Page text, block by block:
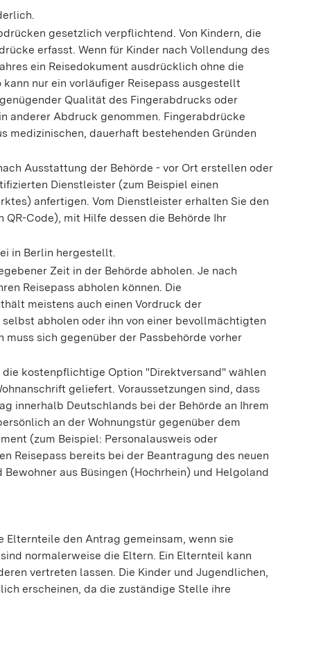
gesetzlich verpflichtend. Von Kindern, die
erfasst. Wenn für Kinder nach Vollendung des
ein Reisedokument ausdrücklich ohne die
kann nur ein vorläufiger Reisepass ausgestellt
Qualität des Fingerabdrucks oder
anderer Abdruck genommen. Fingerabdrücke
medizinischen, dauerhaft bestehenden Gründen
Ausstattung der Behörde - vor Ort erstellen oder
Dienstleister (zum Beispiel einen
anfertigen. Vom Dienstleister erhalten Sie den
Code), mit Hilfe dessen die Behörde Ihr
in Berlin hergestellt.
Zeit in der Behörde abholen. Je nach
Reisepass abholen können. Die
meistens auch einen Vordruck der
abholen oder ihn von einer bevollmächtigten
sich gegenüber der Passbehörde vorher
die kostenpflichtige Option "Direktversand" wählen
geliefert. Voraussetzungen sind, dass
innerhalb Deutschlands bei der Behörde an Ihrem
an der Wohnungstür gegenüber dem
(zum Beispiel: Personalausweis oder
Reisepass bereits bei der Beantragung des neuen
Bewohner aus Büsingen (Hochrhein) und Helgoland
Elternteile den Antrag gemeinsam, wenn sie
normalerweise die Eltern. Ein Elternteil kann
vertreten lassen Die Kinder und Jugendlichen,
erscheinen, da die zuständige Stelle ihre